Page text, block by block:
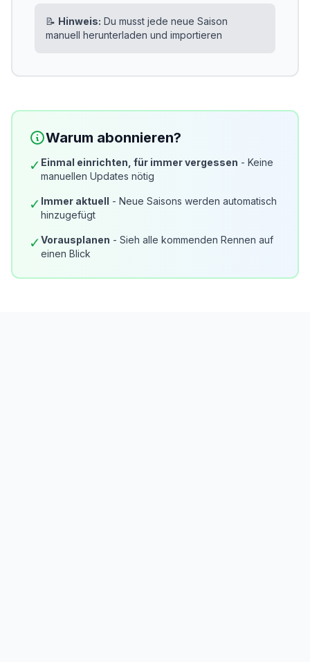
📝 Hinweis: Du musst jede neue Saison
manuell herunterladen und importieren
Warum abonnieren?
✓ Einmal einrichten, für immer vergessen - Keine
manuellen Updates nötig
✓ Immer aktuell - Neue Saisons werden automatisch
hinzugefügt
✓Vorausplanen - Sieh alle kommenden Rennen auf
einen Blick